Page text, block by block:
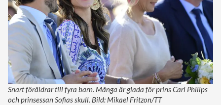
Snart föräldrar till fyra barn. Många är glada för prins Carl Philips
och prinsessan Sofias skull. Bild: Mikael Fritzon/TT